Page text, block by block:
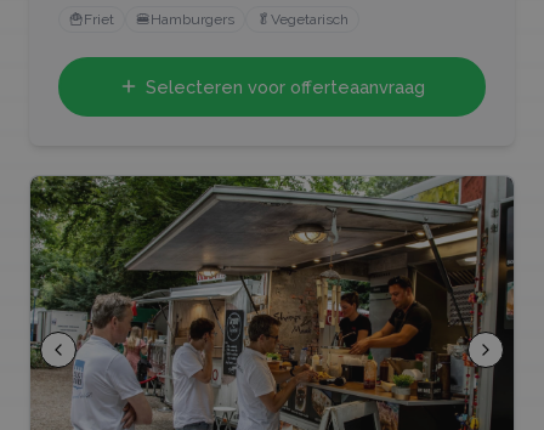
🍟Friet 🍔Hamburgers 🥬 Vegetarisch
Selecteren voor offerteaanvraag